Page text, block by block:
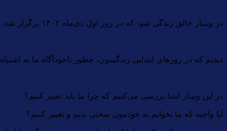
در وبینار خالق زندگی شو، که در روز اول دی‌ماه ۱۴۰۲ برگزار شد، با موضوع فرکانس قربانی بودن و خالق شدن آشنا شدیم.
دیدیم که در روزهای ابتدایی زندگیمون، چطور ناخودآگاه ما به
در این وبینار ابتدا بررسی می‌کنیم که چرا ما باید تغییر کنیم؟
آیا واجبه که ما بخوایم به خودمون سختی بدیم و تغییر کنیم؟